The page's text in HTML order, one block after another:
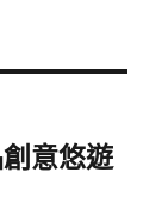
意悠遊